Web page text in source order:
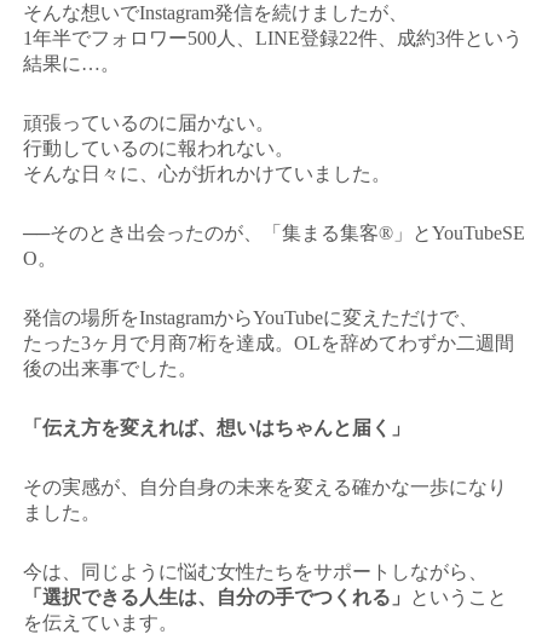
そんな想いでInstagram発信を続けましたが、
1年半でフォロワー500人、LINE登録22件、成約3件という
結果に…。
頑張っているのに届かない。
行動しているのに報われない。
そんな日々に、心が折れかけていました。
──そのとき出会ったのが、「集まる集客®」とYouTubeSE
O。
発信の場所をInstagramからYouTubeに変えただけで、
たった3ヶ月で月商7桁を達成。OLを辞めてわずか二週間
後の出来事でした。
「伝え方を変えれば、想いはちゃんと届く」
その実感が、自分自身の未来を変える確かな一歩になり
ました。
今は、同じように悩む女性たちをサポートしながら、
「選択できる人生は、自分の手でつくれる」
ということ
を伝えています。